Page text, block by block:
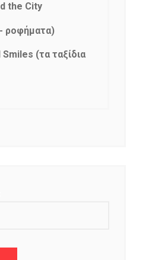
the City
ροφήματα)
(τα ταξίδια